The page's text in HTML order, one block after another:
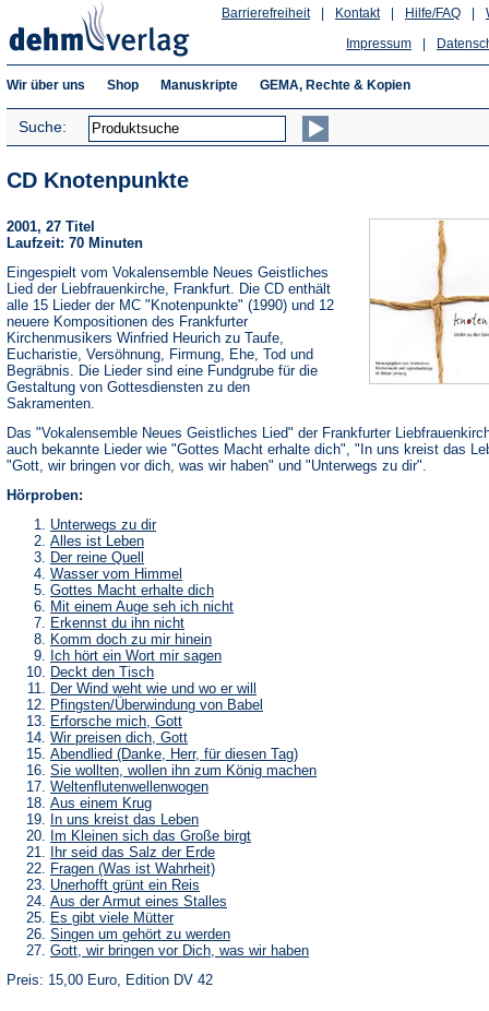
Hilfe/FAQ
Kontakt
Barrierefreiheit
Impressum
Wir über uns Shop Manuskripte GEMA, Rechte & Kopien
Suche:
CD Knotenpunkte
2001, 27 Titel
Laufzeit: 70 Minuten
Eingespielt vom Vokalensemble Neues Geistliches
Lied der Liebfrauenkirche, Frankfurt. Die CD enthält
alle 15 Lieder der MC "Knotenpunkte" (1990) und 12
neuere Kompositionen des Frankfurter
Kirchenmusikers Winfried Heurich zu Taufe,
Eucharistie, Versöhnung, Firmung, Ehe, Tod und
Begräbnis. Die Lieder sind eine Fundgrube für die
Gestaltung von Gottesdiensten zu den
Sakramenten.
Das "Vokalensemble Neues Geistliches Lied" der Frankfurter
auch bekannte Lieder wie "Gottes Macht erhalte dich", "In uns kreist das
"Gott, wir bringen vor dich, was wir haben" und "Unterwegs zu dir".
Hörproben:
Unterwegs zu dir
Alles ist Leben
Der reine Quell
Wasser vom Himmel
Gottes Macht erhalte dich
Mit einem Auge seh ich nicht
Erkennst du ihn nicht
Komm doch zu mir hinein
Ich hört ein Wort mir sagen
Deckt den Tisch
Der Wind weht wie und wo er will
Pfingsten/Überwindung von Babel
Erforsche mich, Gott
Wir preisen dich, Gott
Abendlied (Danke, Herr, für diesen Tag)
Sie wollten, wollen ihn zum König machen
Weltenflutenwellenwogen
Aus einem Krug
In uns kreist das Leben
Im Kleinen sich das Große birgt
Ihr seid das Salz der Erde
Fragen (Was ist Wahrheit)
Unerhofft grünt ein Reis
Aus der Armut eines Stalles
Es gibt viele Mütter
Singen um gehört zu werden
Gott, wir bringen vor Dich, was wir haben
Preis: 15,00 Euro, Edition DV 42